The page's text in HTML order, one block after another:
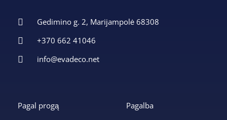
Gedimino g. 2, Marijampolė 68308
+370 662 41046
info@evadeco.net
Pagal progą Pagalba